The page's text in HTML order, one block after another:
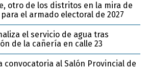
otro de los distritos en la mira de
el armado electoral de 2027
el servicio de agua tras
de la cañería en calle 23
convocatoria al Salón Provincial de